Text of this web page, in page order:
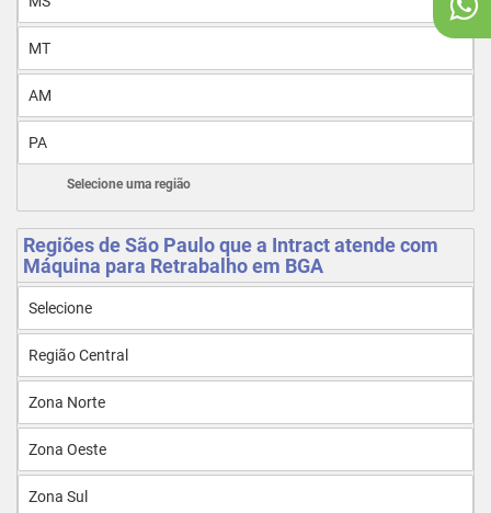
MT
AM
PA
Selecione uma região
Regiões de São Paulo que a Intract atende com
Máquina para Retrabalho em BGA
Selecione
Região Central
Zona Norte
Zona Oeste
Zona Sul